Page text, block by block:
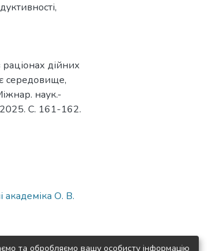
,
дійних
середовище,
наук.-
С. 161-162.
академіка О. В.
та обробляємо вашу особисту інформацію